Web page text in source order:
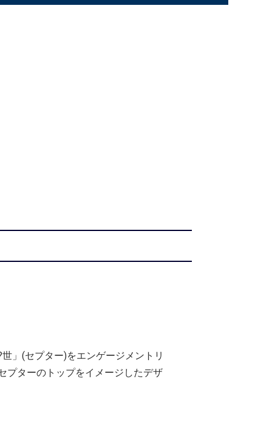
」(セプター)をエンゲージメントリ
プターのトップをイメージしたデザ